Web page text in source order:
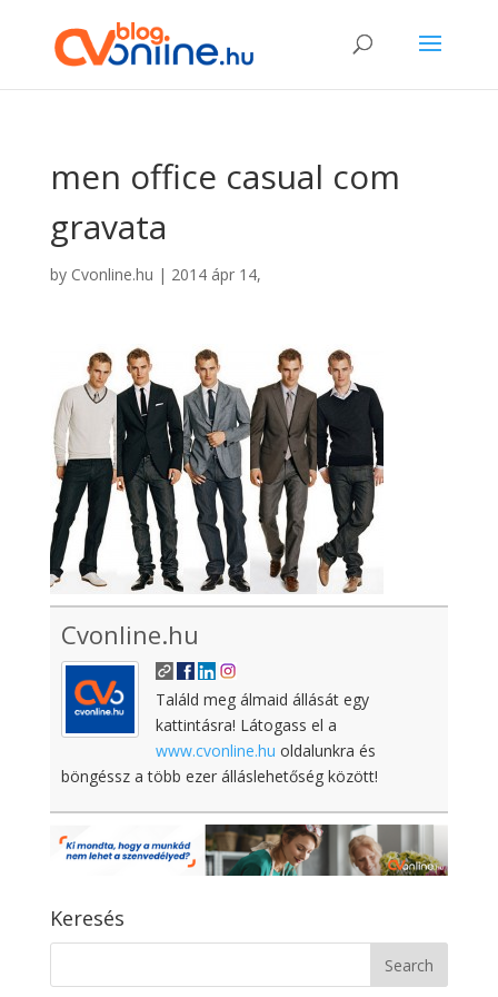
men office casual com
gravata
by Cvonline.hu | 2014 ápr 14,
Cvonline.hu
Találd meg álmaid állását egy
kattintásra! Látogass el a
www.cvonline.hu oldalunkra és
böngéssz a több ezer álláslehetőség között!
Keresés